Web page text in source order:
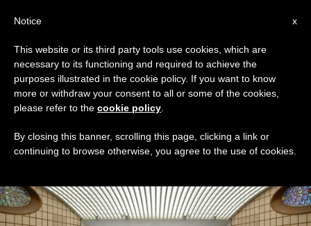
TAG
Posts Tagged ‘الحلم’
DERNIÈRES NOUVELLES
x
Notice
This website or its third party tools use cookies, which are
necessary to its functioning and required to achieve the
purposes illustrated in the cookie policy. If you want to know
more or withdraw your consent to all or some of the cookies,
please refer to the cookie policy
By closing this banner, scrolling this page, clicking a link or
continuing to browse otherwise, you agree to the use of cookies.